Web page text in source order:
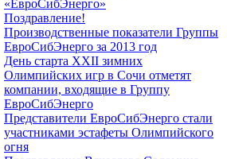
«ЕвроСибЭнерго»
Поздравление!
Производственные показатели Группы
ЕвроСибЭнерго за 2013 год
День старта XXII зимних
Олимпийских игр в Сочи отметят
компании, входящие в Группу
ЕвроСибЭнерго
Представители ЕвроСибЭнерго стали
участниками эстафеты Олимпийского
огня